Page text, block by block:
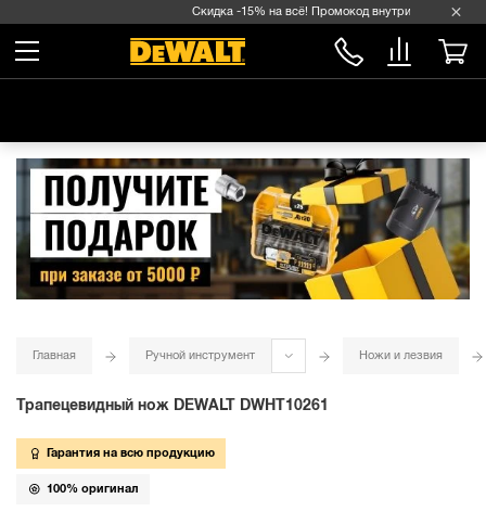
Скидка -15% на всё! Промокод внутри →
Главная Ручной инструмент Ножи и лезвия
Трапецевидный нож DEWALT DWHT10261
Гарантия на всю продукцию
100% оригинал